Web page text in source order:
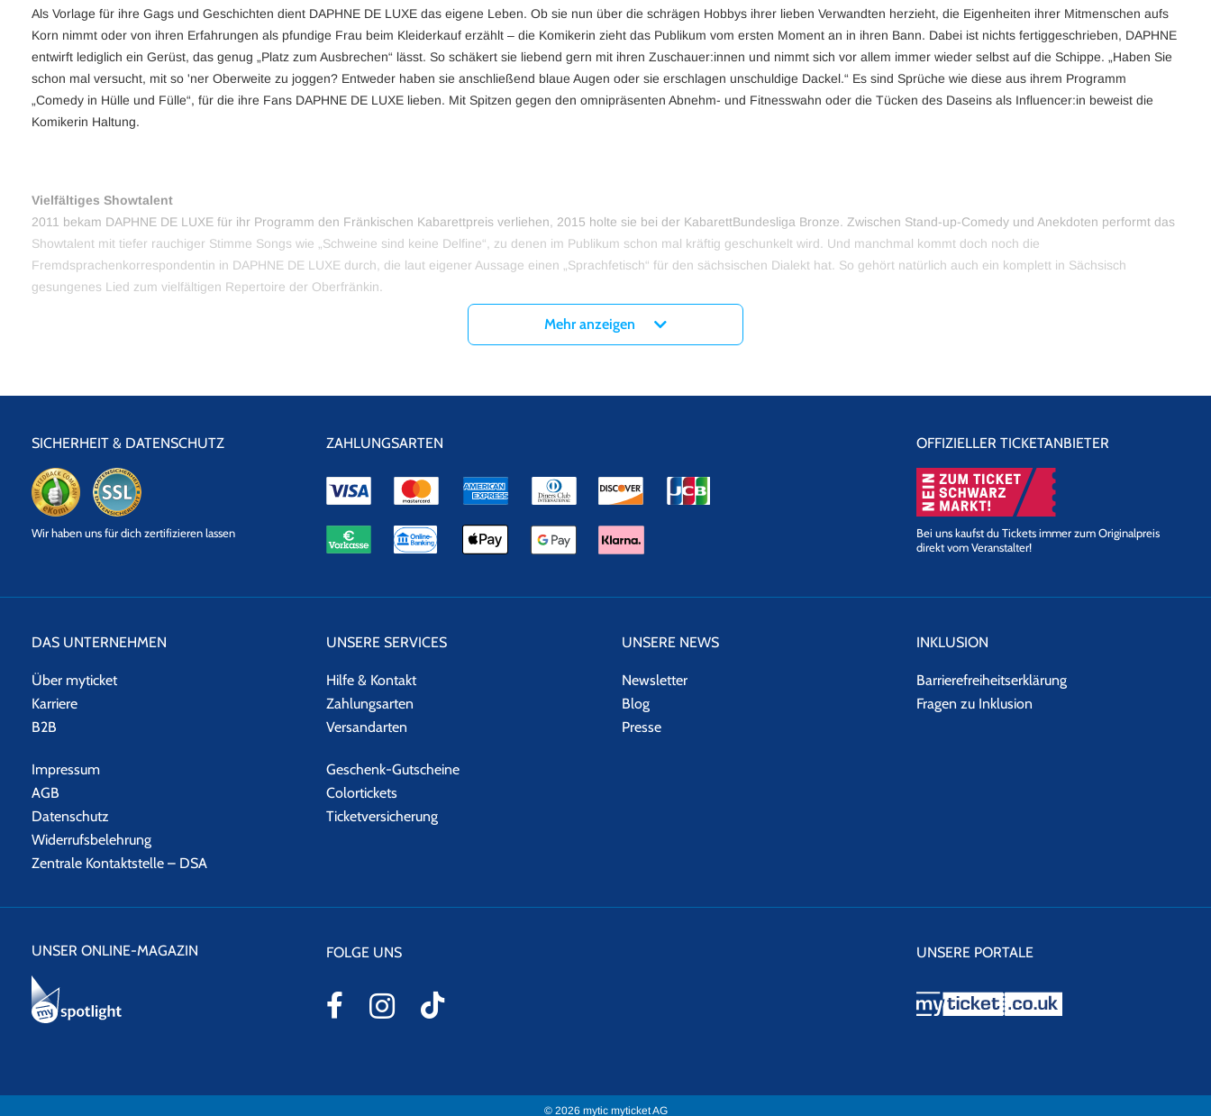
Als Vorlage für ihre Gags und Geschichten dient DAPHNE DE LUXE das eigene Leben. Ob sie nun über die schrägen Hobbys ihrer lieben Verwandten herzieht, die Eigenheiten ihrer Mitmenschen aufs
Korn nimmt oder von ihren Erfahrungen als pfundige Frau beim Kleiderkauf erzählt – die Komikerin zieht das Publikum vom ersten Moment an in ihren Bann. Dabei ist nichts fertiggeschrieben, DAPHNE
entwirft lediglich ein Gerüst, das genug „Platz zum Ausbrechen“ lässt. So schäkert sie liebend gern mit ihren Zuschauer:innen und nimmt sich vor allem immer wieder selbst auf die Schippe. „Haben Sie
schon mal versucht, mit so 'ner Oberweite zu joggen? Entweder haben sie anschließend blaue Augen oder sie erschlagen unschuldige Dackel.“ Es sind Sprüche wie diese aus ihrem Programm
„Comedy in Hülle und Fülle“, für die ihre Fans DAPHNE DE LUXE lieben. Mit Spitzen gegen den omnipräsenten Abnehm- und Fitnesswahn oder die Tücken des Daseins als Influencer:in beweist die
Komikerin Haltung.
Vielfältiges Showtalent
2011 bekam DAPHNE DE LUXE für ihr Programm den Fränkischen Kabarettpreis verliehen, 2015 holte sie bei der KabarettBundesliga Bronze. Zwischen Stand-up-Comedy und Anekdoten performt das
Showtalent mit tiefer rauchiger Stimme Songs wie „Schweine sind keine Delfine“, zu denen im Publikum schon mal kräftig geschunkelt wird. Und manchmal kommt doch noch die
Fremdsprachenkorrespondentin in DAPHNE DE LUXE durch, die laut eigener Aussage einen „Sprachfetisch“ für den sächsischen Dialekt hat. So gehört natürlich auch ein komplett in Sächsisch
gesungenes Lied zum vielfältigen Repertoire der Oberfränkin.
Mehr anzeigen
SICHERHEIT & DATENSCHUTZ
Datensicherheit
Wir haben uns für dich zertifizieren lassen
ZAHLUNGSARTEN OFFIZIELLER TICKETANBIETER
Bei uns kaufst du Tickets immer zum Originalpreis
direkt vom Veranstalter!
DAS UNTERNEHMEN
Über myticket
Karriere
B2B
Impressum
AGB
Datenschutz
Widerrufsbelehrung
Zentrale Kontaktstelle – DSA
UNSERE SERVICES
Hilfe & Kontakt
Zahlungsarten
Versandarten
Geschenk-Gutscheine
Colortickets
Ticketversicherung
UNSERE NEWS
Newsletter
Blog
Presse
INKLUSION
Barrierefreiheitserklärung
Fragen zu Inklusion
UNSER ONLINE-MAGAZIN FOLGE UNS UNSERE PORTALE
© 2026 mytic myticket AG